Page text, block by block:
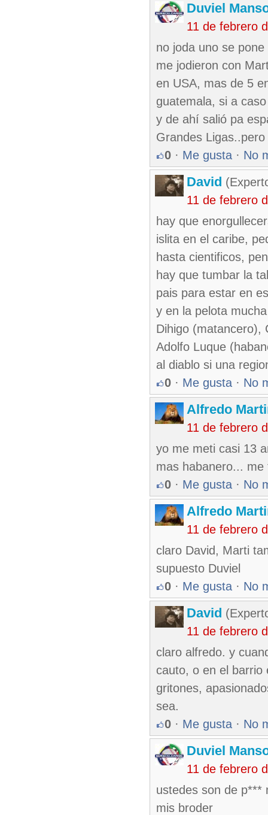
Duviel
11 de febrero
no joda uno se
me jodieron con
en USA, mas de 5
guatemala, si a
y de ahí salió pa
Grandes
0 · Me gusta · No
David
11 de febrero
hay que
islita en el caribe,
hasta cientificos,
hay que tumbar la
pais para estar en
y en la pelota
Dihigo (matancero),
Adolfo Luque
al diablo si una
0 · Me gusta · No
Alfredo
11 de febrero
yo me meti casi 13
mas habanero...
0 · Me gusta · No
Alfredo
11 de febrero
claro David, Marti
supuesto Duviel
0 · Me gusta · No
David
11 de febrero
claro alfredo. y
cauto, o en el barrio
gritones,
sea.
0 · Me gusta · No
Duviel
11 de febrero
ustedes son de p***
mis broder